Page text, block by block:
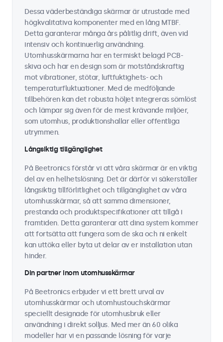
Dessa väderbeständiga skärmar är utrustade med
högkvalitativa komponenter med en lång MTBF.
Detta garanterar många års pålitlig drift, även vid
intensiv och kontinuerlig användning.
Utomhusskärmarna har en termiskt belagd PCB-
skiva och har en design som är motståndskraftig
mot vibrationer, stötar, luftfuktighets- och
temperaturfluktuationer. Med de medföljande
tillbehören kan det robusta höljet integreras sömlöst
och lämpar sig även för de mest krävande miljöer,
som utomhus, produktionshallar eller offentliga
utrymmen.
Långsiktig tillgänglighet
På Beetronics förstår vi att våra skärmar är en viktig
del av en helhetslösning. Det är därför vi säkerställer
långsiktig tillförlitlighet och tillgänglighet av våra
utomhusskärmar, så att samma dimensioner,
prestanda och produktspecifikationer att tillgå i
framtiden. Detta garanterar att dina system kommer
att fortsätta att fungera som de ska och ni enkelt
kan uttöka eller byta ut delar av er installation utan
hinder.
Din partner inom utomhusskärmar
På Beetronics erbjuder vi ett brett urval av
utomhusskärmar och utomhustouchskärmar
speciellt designade för utomhusbruk eller
användning i direkt solljus. Med mer än 60 olika
modeller har vi en passande lösning för varje